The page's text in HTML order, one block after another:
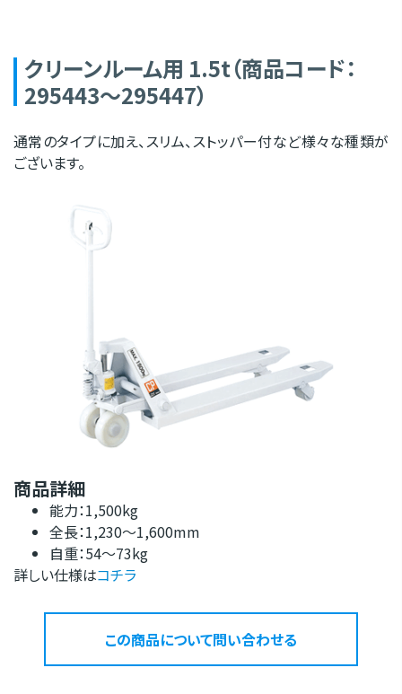
クリーンルーム用 1.5t（商品コード：
295443～295447）
通常のタイプに加え、スリム、ストッパー付など様々な種類が
ございます。
商品詳細
能力：1,500kg
全長：1,230～1,600mm
自重：54～73kg
詳しい仕様はコチラ
この商品について問い合わせる